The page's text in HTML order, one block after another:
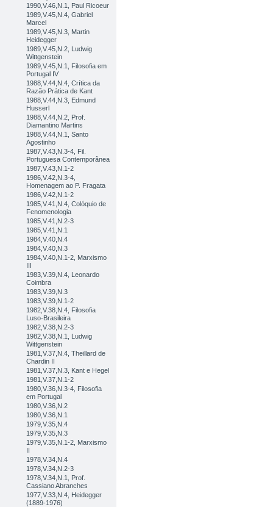
1990,V.46,N.1, Paul Ricoeur
1989,V.45,N.4, Gabriel
Marcel
1989,V.45,N.3, Martin
Heidegger
1989,V.45,N.2, Ludwig
Wittgenstein
1989,V.45,N.1, Filosofia em
Portugal IV
1988,V.44,N.4, Crítica da
Razão Prática de Kant
1988,V.44,N.3, Edmund
Husserl
1988,V.44,N.2, Prof.
Diamantino Martins
1988,V.44,N.1, Santo
Agostinho
1987,V.43,N.3-4, Fil.
Portuguesa Contemporânea
1987,V.43,N.1-2
1986,V.42,N.3-4,
Homenagem ao P. Fragata
1986,V.42,N.1-2
1985,V.41,N.4, Colóquio de
Fenomenologia
1985,V.41,N.2-3
1985,V.41,N.1
1984,V.40,N.4
1984,V.40,N.3
1984,V.40,N.1-2, Marxismo
III
1983,V.39,N.4, Leonardo
Coimbra
1983,V.39,N.3
1983,V.39,N.1-2
1982,V.38,N.4, Filosofia
Luso-Brasileira
1982,V.38,N.2-3
1982,V.38,N.1, Ludwig
Wittgenstein
1981,V.37,N.4, Theillard de
Chardin II
1981,V.37,N.3, Kant e Hegel
1981,V.37,N.1-2
1980,V.36,N.3-4, Filosofia
em Portugal
1980,V.36,N.2
1980,V.36,N.1
1979,V.35,N.4
1979,V.35,N.3
1979,V.35,N.1-2, Marxismo
II
1978,V.34,N.4
1978,V.34,N.2-3
1978,V.34,N.1, Prof.
Cassiano Abranches
1977,V.33,N.4, Heidegger
(1889-1976)